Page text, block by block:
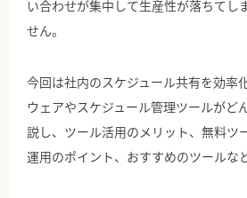
い合わせが集中して生産性が落ちてし
せん。
今回は社内のスケジュール共有を効率
ウェアやスケジュール管理ツールがど
説し、ツール活用のメリット、無料ツ
運用のポイント、おすすめのツールな